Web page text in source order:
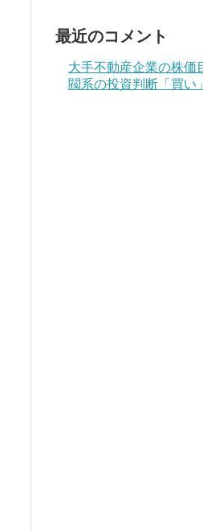
最近のコメント
大手不動産企業の株価
閥系の投資判断「買い」